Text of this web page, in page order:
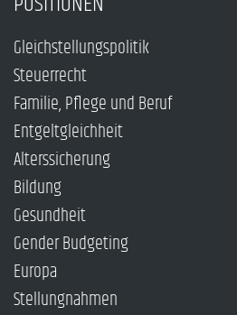
Gleichstellungspolitik
Steuerrecht
Familie, Pflege und Beruf
Entgeltgleichheit
Alterssicherung
Bildung
Gesundheit
Gender Budgeting
Europa
Stellungnahmen